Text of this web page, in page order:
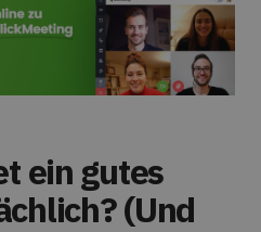
ein gutes
(Und